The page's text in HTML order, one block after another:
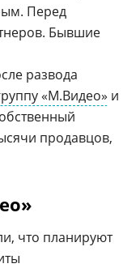
Перед
Бывшие
развода
«М.Видео» и
продавцов,
что планируют